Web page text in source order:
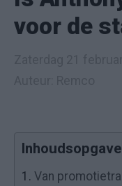
voor de
Inhoudsopgave
1. Van